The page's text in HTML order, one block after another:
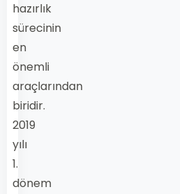
hazırlık
sürecinin
en
önemli
araçlarından
biridir.
2019
yılı
1.
dönem